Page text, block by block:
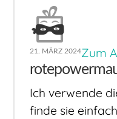
21. MÄRZ 2024Zum
Ich verwende
finde sie